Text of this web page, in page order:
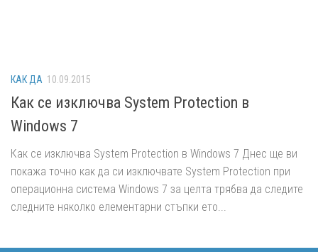
КАК ДА 10.09.2015
Как се изключва System Protection в
Windows 7
Как се изключва System Protection в Windows 7 Днес ще ви
покажа точно как да си изключвате System Protection при
операционна система Windows 7 за целта трябва да следите
следните няколко елементарни стъпки ето...